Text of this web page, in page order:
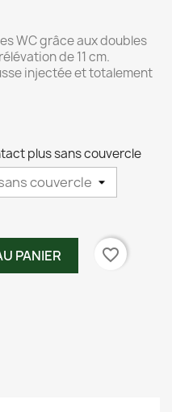
WC grâce aux doubles
de 11 cm.
injectée et totalement
plus sans couvercle
PANIER favorite_border